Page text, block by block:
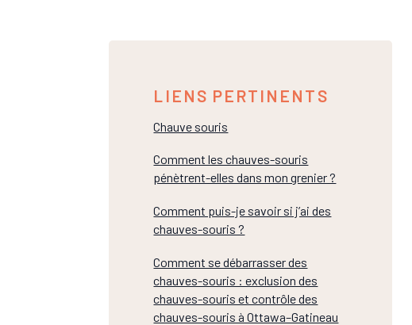
LIENS PERTINENTS
Chauve souris
Comment les chauves-souris
pénètrent-elles dans mon grenier ?
Comment puis-je savoir si j’ai des
chauves-souris ?
Comment se débarrasser des
chauves-souris : exclusion des
chauves-souris et contrôle des
chauves-souris à Ottawa–Gatineau